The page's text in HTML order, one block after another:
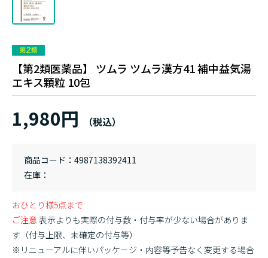
【第2類医薬品】 ツムラ ツムラ漢方41 補中益気湯
エキス顆粒 10包
1,980円
商品コード
4987138392411
在庫
おひとり様5点まで
ご注意 表示よりも実際の付与数・付与率が少ない場合がありま
す（付与上限、未確定の付与等）
※リニューアルに伴いパッケージ・内容等予告なく変更する場合